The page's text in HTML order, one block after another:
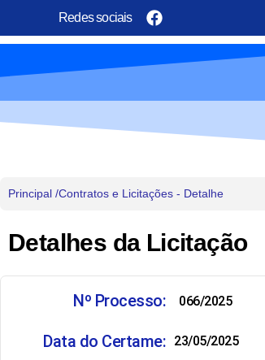
Redes sociais
Principal /Contratos e Licitações - Detalhe
Detalhes da Licitação
Nº Processo: 066/2025
Data do Certame: 23/05/2025